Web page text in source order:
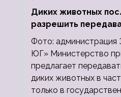
Диких животных
разрешить
зоопарки
Фото: администрация
ЮГ» Министерство
предлагает
диких животных в
только в